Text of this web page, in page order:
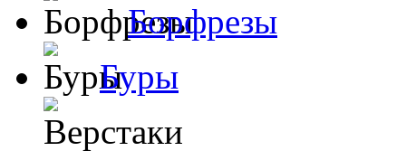
Борфрезы
Буры